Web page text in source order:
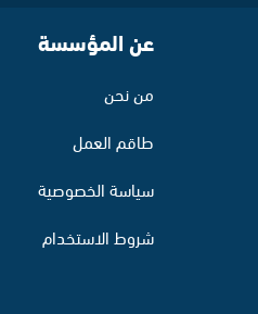
عن المؤسسة
من نحن
طاقم العمل
سياسة الخصوصية
شروط الاستخدام